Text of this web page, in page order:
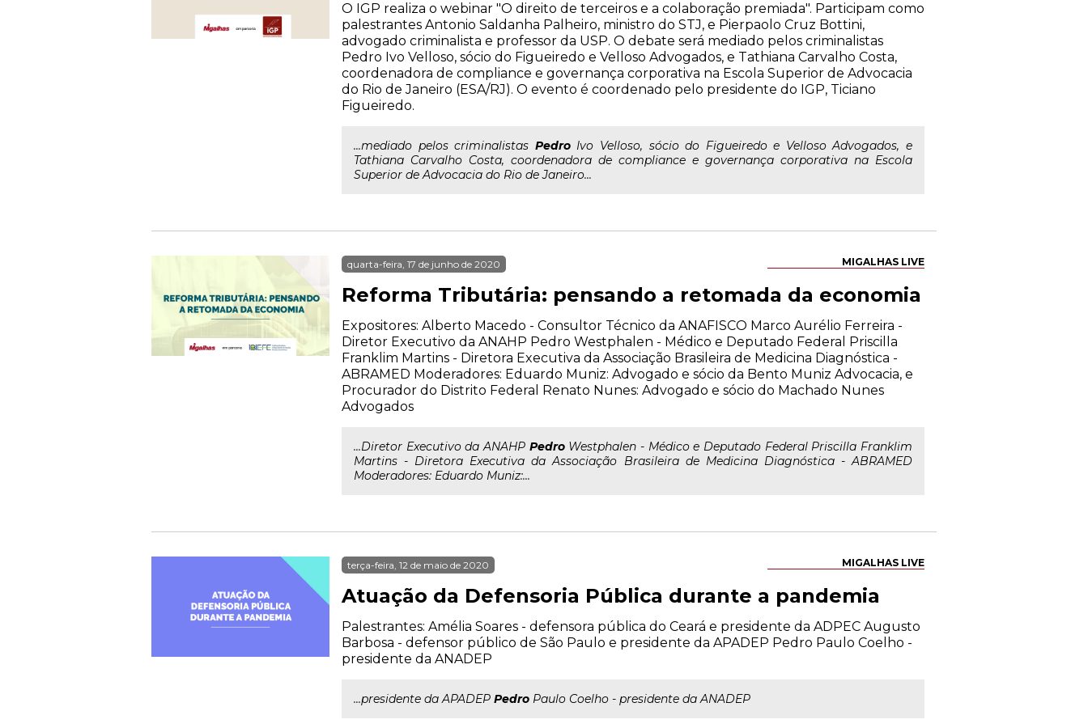
O IGP realiza o webinar "O direito de terceiros e a colaboração premiada". Participam como
palestrantes Antonio Saldanha Palheiro, ministro do STJ, e Pierpaolo Cruz Bottini,
advogado criminalista e professor da USP. O debate será mediado pelos criminalistas
Pedro Ivo Velloso, sócio do Figueiredo e Velloso Advogados, e Tathiana Carvalho Costa,
coordenadora de compliance e governança corporativa na Escola Superior de Advocacia
do Rio de Janeiro (ESA/RJ). O evento é coordenado pelo presidente do IGP, Ticiano
Figueiredo.
...mediado pelos criminalistas PedroIvo Velloso, sócio do Figueiredo e Velloso Advogados, e
Tathiana Carvalho Costa, coordenadora de compliance e governança corporativa na Escola
Superior de Advocacia do Rio de Janeiro...
MIGALHAS LIVE
quarta-feira, 17 de junho de 2020
Reforma Tributária: pensando a retomada da economia
Expositores: Alberto Macedo - Consultor Técnico da ANAFISCO Marco Aurélio Ferreira -
Diretor Executivo da ANAHP Pedro Westphalen - Médico e Deputado Federal Priscilla
Franklim Martins - Diretora Executiva da Associação Brasileira de Medicina Diagnóstica -
ABRAMED Moderadores: Eduardo Muniz: Advogado e sócio da Bento Muniz Advocacia, e
Procurador do Distrito Federal Renato Nunes: Advogado e sócio do Machado Nunes
Advogados
...Diretor Executivo da ANAHP PedroWestphalen - Médico e Deputado Federal Priscilla Franklim
Martins - Diretora Executiva da Associação Brasileira de Medicina Diagnóstica - ABRAMED
Moderadores: Eduardo Muniz:...
MIGALHAS LIVE
terça-feira, 12 de maio de 2020
Atuação da Defensoria Pública durante a pandemia
Palestrantes: Amélia Soares - defensora pública do Ceará e presidente da ADPEC Augusto
Barbosa - defensor público de São Paulo e presidente da APADEP Pedro Paulo Coelho -
presidente da ANADEP
...presidente da APADEP Pedro Paulo Coelho - presidente da ANADEP